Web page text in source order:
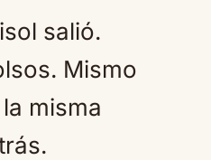
salió.
Mismo
misma